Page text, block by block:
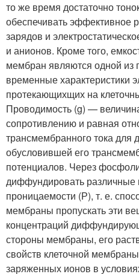
то же время достаточно
обеспечивать эффективное
зарядов и
и анионов. Кроме того,
мембран являются одной
временные характеристики
протекающихщих на
Проводимость (g) —
сопро­тивлению и равная
трансмембранного тока для
обусловившей его
потенциалов. Через
диффундировать различные
проницаемости (Р), т. е.
мембраны пропускать эти
кон­центраций
стороны мембраны, его
свойств клеточной
заряженных ионов в